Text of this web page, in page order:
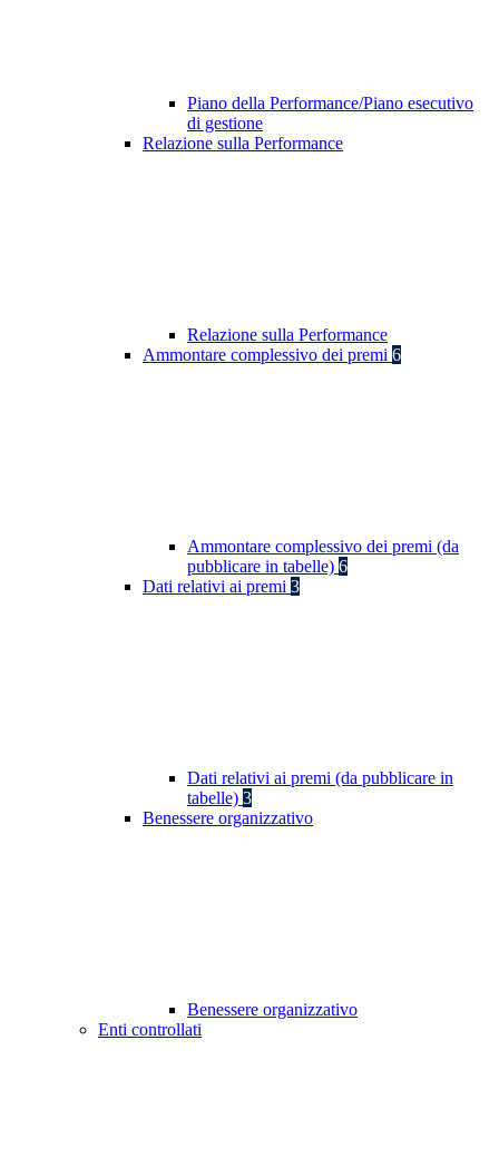
Piano della Performance/Piano esecutivo
di gestione
Relazione sulla Performance
Relazione sulla Performance
Ammontare complessivo dei premi 6
Ammontare complessivo dei premi (da
pubblicare in tabelle) 6
Dati relativi ai premi 3
Dati relativi ai premi (da pubblicare in
tabelle) 3
Benessere organizzativo
Benessere organizzativo
Enti controllati